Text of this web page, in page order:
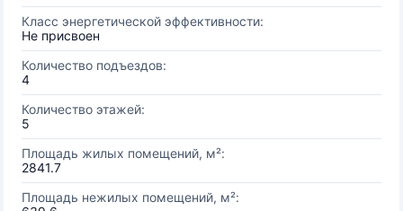
Класс энергетической эффективности:
Не присвоен
Количество подъездов:
4
Количество этажей:
5
Площадь жилых помещений, м²:
2841.7
Площадь нежилых помещений, м²: